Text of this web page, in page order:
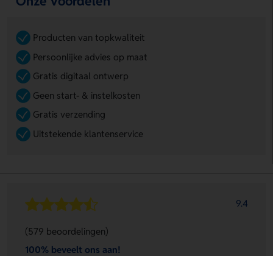
Producten van topkwaliteit
Persoonlijke advies op maat
Gratis digitaal ontwerp
Geen start- & instelkosten
Gratis verzending
Uitstekende klantenservice
9.4
(579 beoordelingen)
100% beveelt ons aan!